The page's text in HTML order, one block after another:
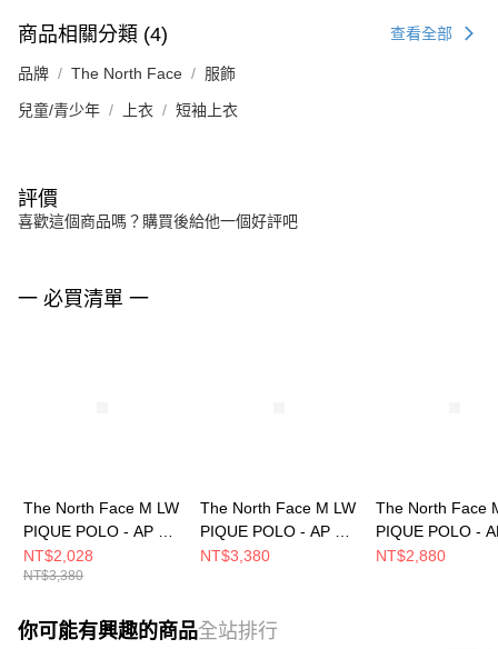
商品相關分類 (4) 查看全部
品牌 The North Face 服飾
兒童/青少年 上衣 短袖上衣
評價
喜歡這個商品嗎？購買後給他一個好評吧
一 必買清單 一
The North Face M LW
PIQUE POLO - AP 男
短袖POLO
NF0A87W2HCH
NT$2,028
NT$3,380
The North Face M LW
PIQUE POLO - AP 男
短袖POLO
NT$3,380
The North Face
PIQUE POLO -
短袖POLO
NT$2,880
你可能有興趣的商品全站排行